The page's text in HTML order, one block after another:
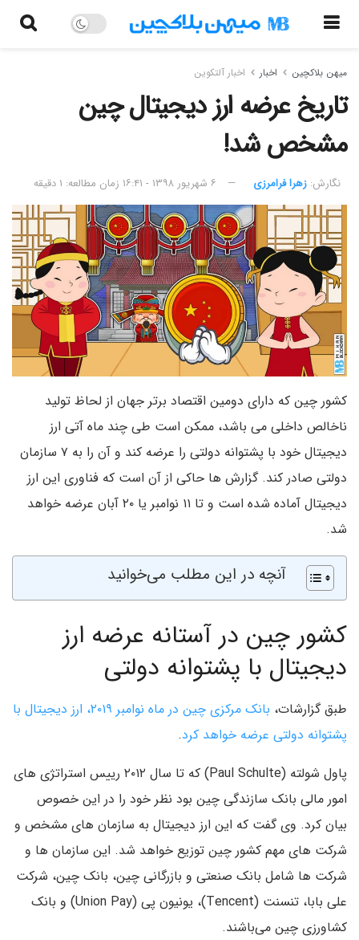
میهن بلاکچین اخبار اخبار آلتکوین
تاریخ عرضه ارز دیجیتال چین
مشخص شد!
نگارش:‌ زهرا فرامرزی ۶ شهریور ۱۳۹۸ - ۱۶:۴۱ زمان مطالعه: ۱ دقیقه
کشور چین که دارای دومین اقتصاد برتر جهان از لحاظ تولید
ناخالص داخلی می باشد، ممکن است طی چند ماه آتی ارز
دیجیتال خود با پشتوانه دولتی را عرضه کند و آن را به ۷ سازمان
دولتی صادر کند. گزارش ها حاکی از آن است که فناوری این ارز
دیجیتال آماده شده است و تا ۱۱ نوامبر یا ۲۰ آبان عرضه خواهد
شد.
آنچه در این مطلب می‌خوانید
کشور چین در آستانه عرضه ارز
دیجیتال با پشتوانه دولتی
طبق گزارشات،
بانک مرکزی چین در ماه نوامبر ۲۰۱۹، ارز دیجیتال با
پشتوانه دولتی عرضه خواهد کرد.
پاول شولته (Paul Schulte) که تا سال ۲۰۱۲ رییس استراتژی های
امور مالی بانک سازندگی چین بود نظر خود را در این خصوص
بیان کرد. وی گفت که این ارز دیجیتال به سازمان های مشخص و
شرکت های مهم کشور چین توزیع خواهد شد. این سازمان ها و
شرکت ها شامل بانک صنعتی و بازرگانی چین، بانک چین، شرکت
علی بابا، تنسنت (Tencent)، یونیون پی (Union Pay) و بانک
کشاورزی چین می‌باشند.